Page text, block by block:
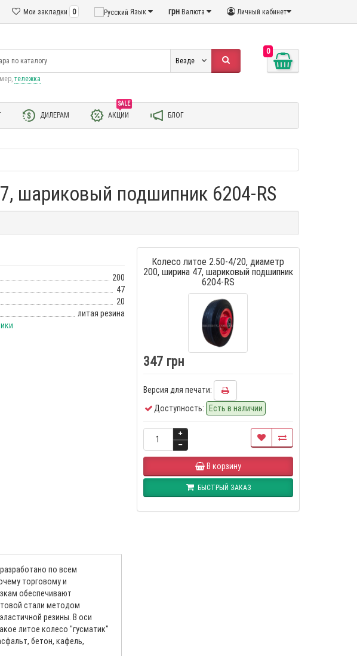
Личный кабинет
грн Валюта
Язык
Мои закладки 0
0
Везде
тележка
ДИЛЕРАМ
SALE
АКЦИИ БЛОГ
шариковый подшипник 6204-RS
200
47
20
литая резина
Колесо литое 2.50-4/20, диаметр
200, ширина 47, шариковый подшипник
6204-RS
347 грн
Версия для печати:
Доступность:
Есть в наличии
В корзину
БЫСТРЫЙ ЗАКАЗ
по всем
торговому и
обеспечивают
стали методом
резины. В оси
литое колесо "гусматик"
бетон, кафель,